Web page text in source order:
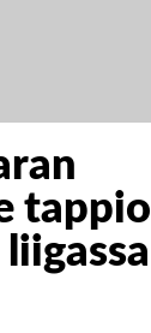
tappio